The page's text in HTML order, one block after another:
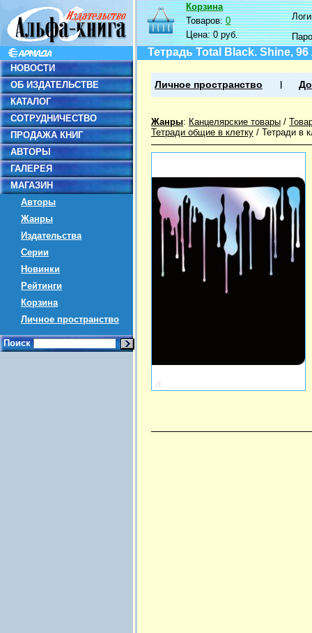
НОВОСТИ
ОБ ИЗДАТЕЛЬСТВЕ
КАТАЛОГ
СОТРУДНИЧЕСТВО
ПРОДАЖА КНИГ
АВТОРЫ
ГАЛЕРЕЯ
МАГАЗИН
Авторы
Жанры
Издательства
Серии
Новинки
Рейтинги
Корзина
Личное пространство
Поиск
Корзина
Товаров:0
Цена:0 руб.
Тетрадь Total Black. Shine,
Личное пространство
Жанры: Канцелярские товары /
Тетради общие в клетку / Тетради в